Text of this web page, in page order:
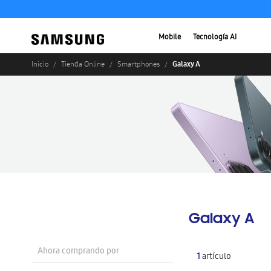
Mobile Tecnología AI
Inicio Tienda Online Smartphones Galaxy A
Galaxy A
1artículo
Ahora comprando por